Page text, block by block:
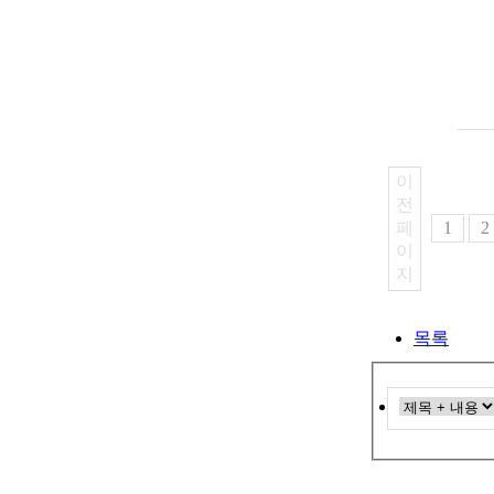
이
전
페
이
지
1 2
목록